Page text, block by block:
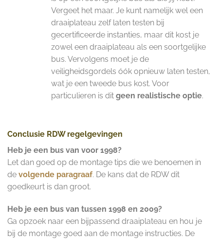
Vergeet het maar. Je kunt namelijk wel een
draaiplateau zelf laten testen bij
gecertificeerde instanties, maar dit kost je
zowel een draaiplateau als een soortgelijke
bus. Vervolgens moet je de
veiligheidsgordels óók opnieuw laten testen,
wat je een tweede bus kost. Voor
particulieren is dit geen realistische optie.
Conclusie RDW regelgevingen
Heb je een bus van voor 1998?
Let dan goed op de montage tips die we benoemen in
de volgende paragraaf. De kans dat de RDW dit
goedkeurt is dan groot.
Heb je een bus van tussen 1998 en 2009?
Ga opzoek naar een bijpassend draaiplateau en hou je
bij de montage goed aan de montage instructies. De